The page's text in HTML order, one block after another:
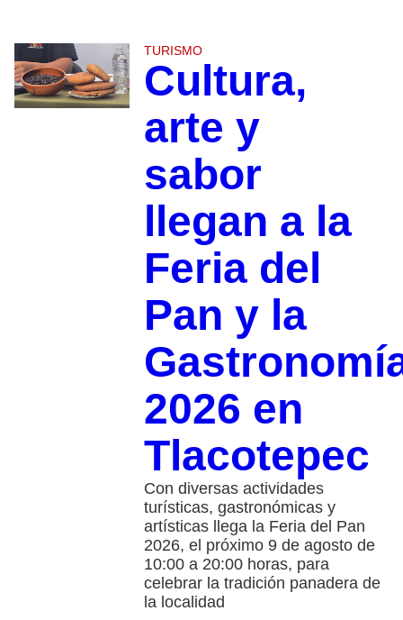
TURISMO
Cultura,
arte y
sabor
llegan a la
Feria del
Pan y la
2026 en
Tlacotepec
Con diversas actividades
turísticas, gastronómicas y
artísticas llega la Feria del Pan
2026, el próximo 9 de agosto de
10:00 a 20:00 horas, para
celebrar la tradición panadera de
la localidad